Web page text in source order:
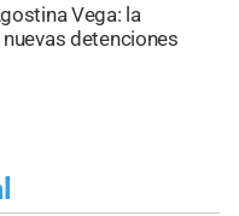
Vega: la
detenciones